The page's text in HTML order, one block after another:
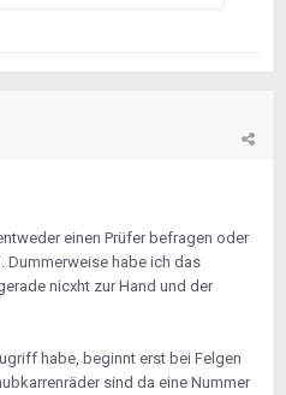
vorgesehen. Du benötigst
einen Prüfer befragen oder
Dummerweise habe ich das
nicxht zur Hand und der
habe, beginnt erst bei Felgen
sind da eine Nummer